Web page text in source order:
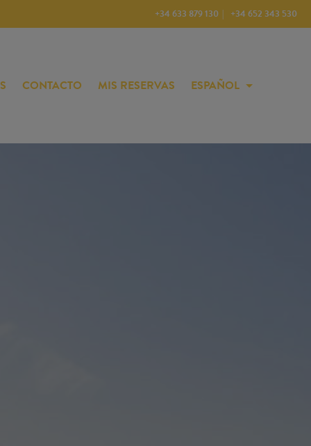
+34 652 343 530
+34 633 879 130
CONTACTO MIS RESERVAS ESPAÑOL